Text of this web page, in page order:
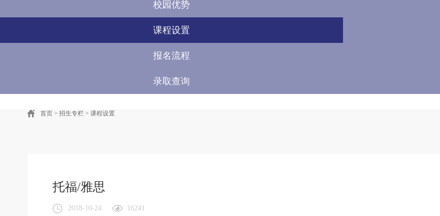
校园优势
课程设置
报名流程
录取查询
首页> 招生专栏> 课程设置
托福/雅思
2018-10-24 16241